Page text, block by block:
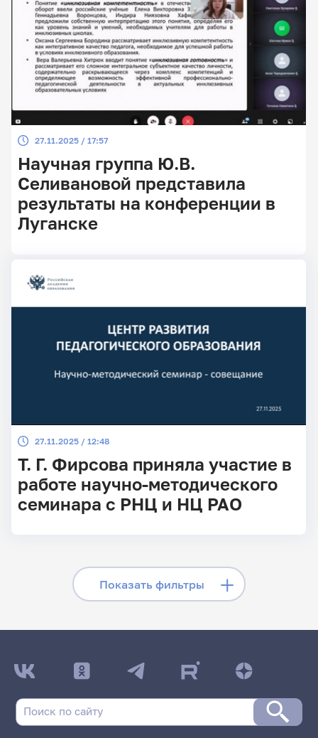
27.11.2025 / 17:57
Научная группа Ю.В.
Селивановой представила
результаты на конференции в
Луганске
27.11.2025 / 12:48
Т. Г. Фирсова приняла участие в
работе научно-методического
семинара с РНЦ и НЦ РАО
Показать фильтры
Скрыть фильтры
Поиск по рубрикам